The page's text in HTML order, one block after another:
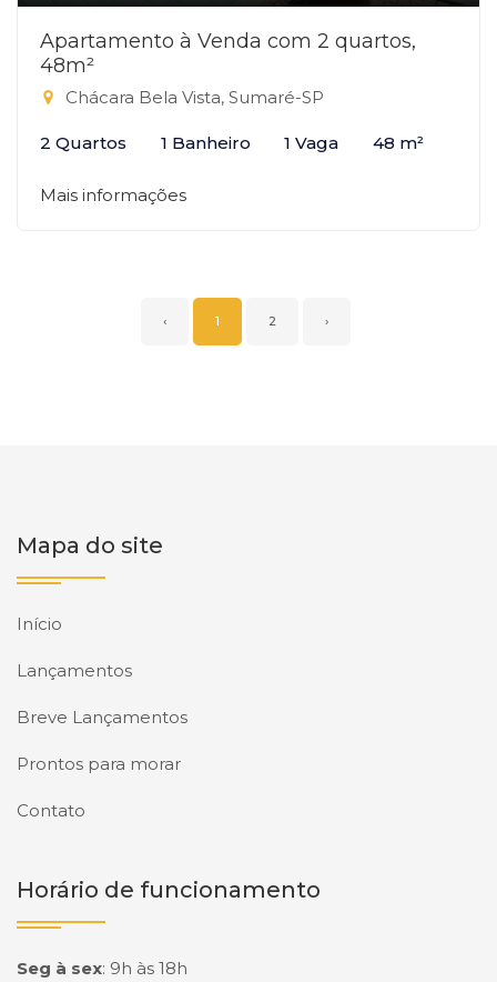
Apartamento à Venda com 2 quartos,
48m²
Chácara Bela Vista, Sumaré-SP
2 Quartos 1 Banheiro 1 Vaga 48 m²
Mais informações
‹ 1 2 ›
Mapa do site
Início
Lançamentos
Breve Lançamentos
Prontos para morar
Contato
Horário de funcionamento
Seg à sex: 9h às 18h